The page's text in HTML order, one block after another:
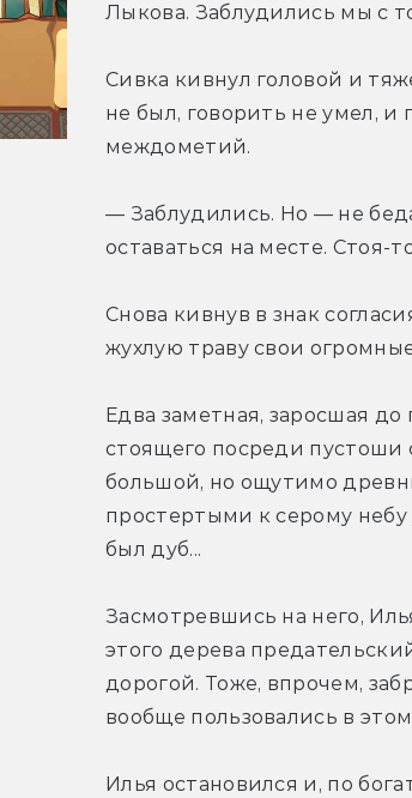
Лыкова. Заблудились мы с
Сивка кивнул головой и
не был, говорить не умел,
междометий.
— Заблудились. Но — не
оставаться на месте. Стоя-
Снова кивнув в знак
жухлую траву свои
Едва заметная, заросшая
стоящего посреди пустоши
большой, но ощутимо
простертыми к серому
был дуб...
Засмотревшись на него,
этого дерева
дорогой. Тоже, впрочем,
вообще пользовались в
Илья остановился и, по